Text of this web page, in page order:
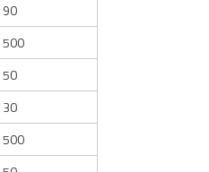
90
500
50
30
500